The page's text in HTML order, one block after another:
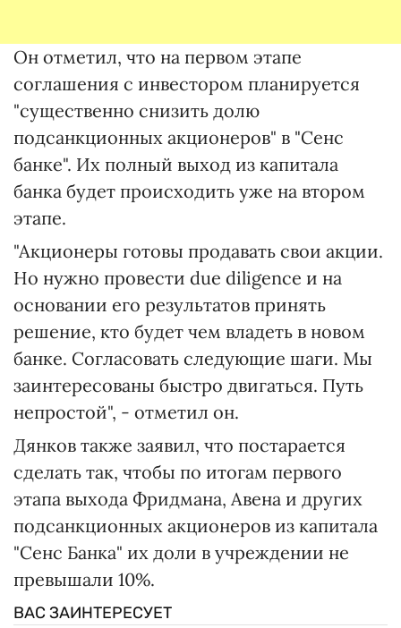
Он отметил, что на первом этапе
соглашения с инвестором планируется
"существенно снизить долю
подсанкционных акционеров" в "Сенс
банке". Их полный выход из капитала
банка будет происходить уже на втором
этапе.
"Акционеры готовы продавать свои акции.
Но нужно провести due diligence и на
основании его результатов принять
решение, кто будет чем владеть в новом
банке. Согласовать следующие шаги. Мы
заинтересованы быстро двигаться. Путь
непростой", - отметил он.
Дянков также заявил, что постарается
сделать так, чтобы по итогам первого
этапа выхода Фридмана, Авена и других
подсанкционных акционеров из капитала
"Сенс Банка" их доли в учреждении не
превышали 10%.
ВАС ЗАИНТЕРЕСУЕТ